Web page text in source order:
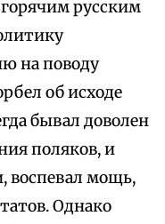
русским
на поводу
об исходе
бывал доволен
поляков, и
воспевал мощь,
Однако